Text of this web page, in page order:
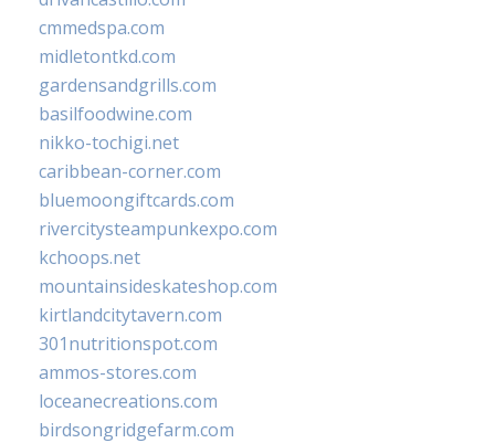
cmmedspa.com
midletontkd.com
gardensandgrills.com
basilfoodwine.com
nikko-tochigi.net
caribbean-corner.com
bluemoongiftcards.com
rivercitysteampunkexpo.com
kchoops.net
mountainsideskateshop.com
kirtlandcitytavern.com
301nutritionspot.com
ammos-stores.com
loceanecreations.com
birdsongridgefarm.com